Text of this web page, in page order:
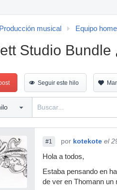
Producción musical Equipo
Studio
Seguir este hilo
#1 por kotekote el
Hola a todos,
Estaba pensando en
de ver en Thomann un